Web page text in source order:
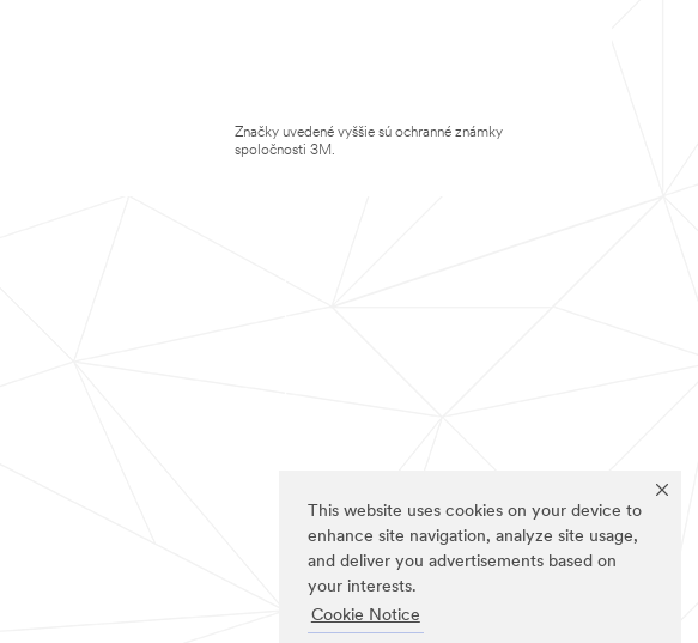
This website uses cookies on your device to
enhance site navigation, analyze site usage,
and deliver you advertisements based on
your interests.
Cookie Notice
Značky uvedené vyššie sú ochranné známky
spoločnosti 3M.